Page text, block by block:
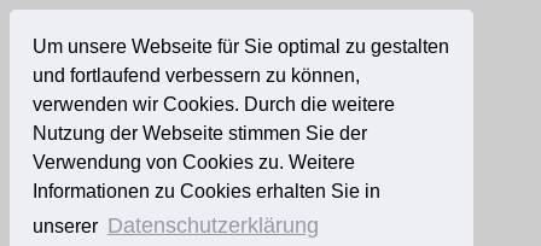
Um unsere Webseite für Sie optimal zu gestalten
und fortlaufend verbessern zu können,
verwenden wir Cookies. Durch die weitere
Nutzung der Webseite stimmen Sie der
Verwendung von Cookies zu. Weitere
Informationen zu Cookies erhalten Sie in
unserer Datenschutzerklärung